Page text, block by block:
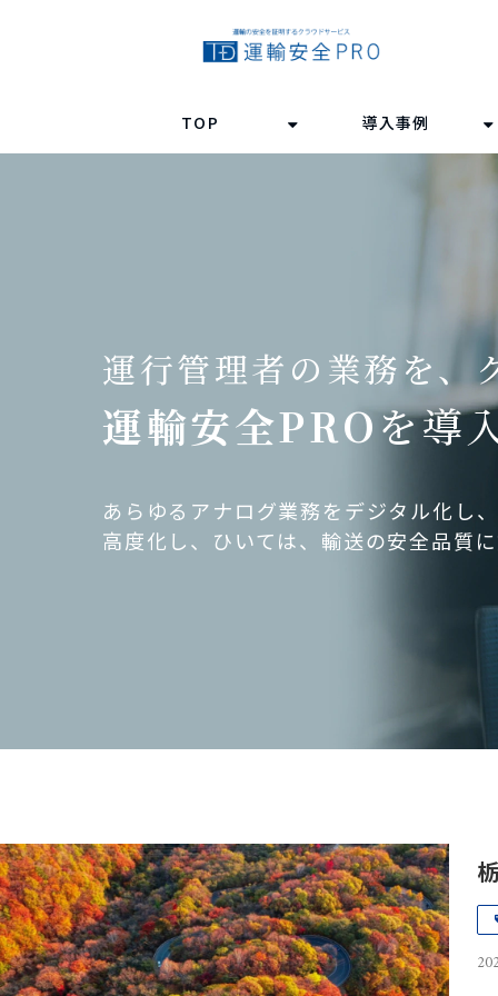
TOP 導入事例
運行管理者の業務を、
運輸安全PROを導
あらゆるアナログ業務をデジタル化し
高度化し、ひいては、輸送の安全品質